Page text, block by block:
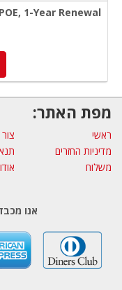
1-Year Renewal
מפת האתר:
ראשי
מדיניות החזרים
משלוח
אנו